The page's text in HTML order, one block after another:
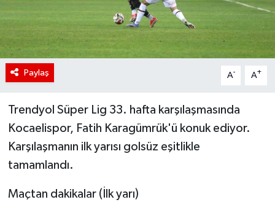
Paylaş A- A+
Trendyol Süper Lig 33. hafta karşılaşmasında
Kocaelispor, Fatih Karagümrük'ü konuk ediyor.
Karşılaşmanın ilk yarısı golsüz eşitlikle
tamamlandı.
Maçtan dakikalar (İlk yarı)